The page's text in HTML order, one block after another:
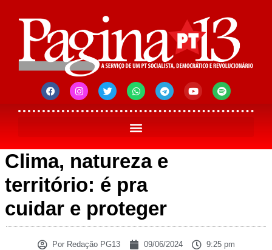
Clima, natureza e
território: é pra
cuidar e proteger
PorRedação PG13 09/06/2024
9:25 pm